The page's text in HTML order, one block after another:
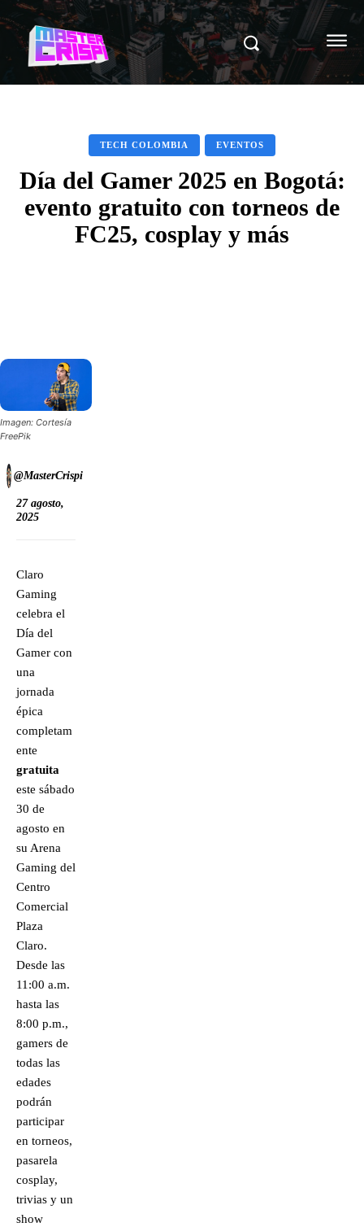
TECH COLOMBIA EVENTOS
Día del Gamer 2025 en Bogotá:
evento gratuito con torneos de
FC25, cosplay y más
Imagen: Cortesía
FreePik
@MasterCrispi
27 agosto,
2025
Claro
Gaming
celebra el
Día del
Gamer con
una
jornada
épica
completam
ente
gratuita
este sábado
30 de
agosto en
su Arena
Gaming del
Centro
Comercial
Plaza
Claro.
Desde las
11:00 a.m.
hasta las
8:00 p.m.,
gamers de
todas las
edades
podrán
participar
en torneos,
pasarela
cosplay,
trivias y un
show